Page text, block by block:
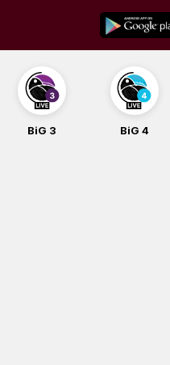
content
BiG 4 BiG Balade